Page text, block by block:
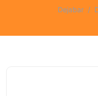
Dejabar